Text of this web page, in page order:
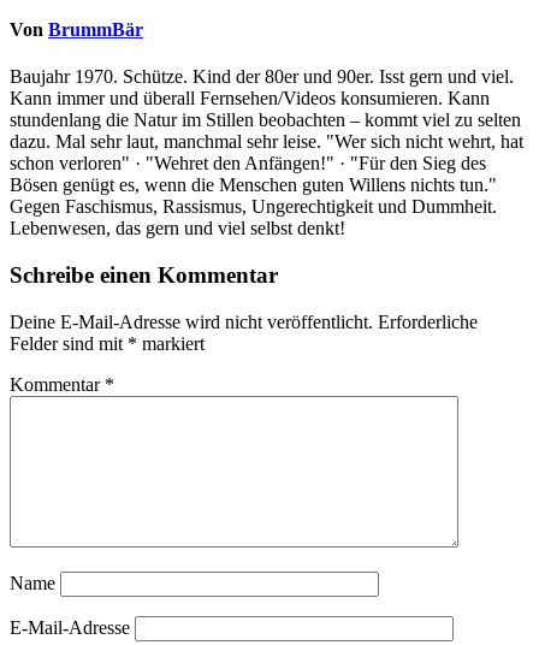
Von BrummBär
Baujahr 1970. Schütze. Kind der 80er und 90er. Isst gern und viel.
Kann immer und überall Fernsehen/Videos konsumieren. Kann
stundenlang die Natur im Stillen beobachten – kommt viel zu selten
dazu. Mal sehr laut, manchmal sehr leise. "Wer sich nicht wehrt, hat
schon verloren" · "Wehret den Anfängen!" · "Für den Sieg des
Bösen genügt es, wenn die Menschen guten Willens nichts tun."
Gegen Faschismus, Rassismus, Ungerechtigkeit und Dummheit.
Lebenwesen, das gern und viel selbst denkt!
Schreibe einen Kommentar
Deine E-Mail-Adresse wird nicht veröffentlicht. Erforderliche
Felder sind mit * markiert
Kommentar *
Name
E-Mail-Adresse